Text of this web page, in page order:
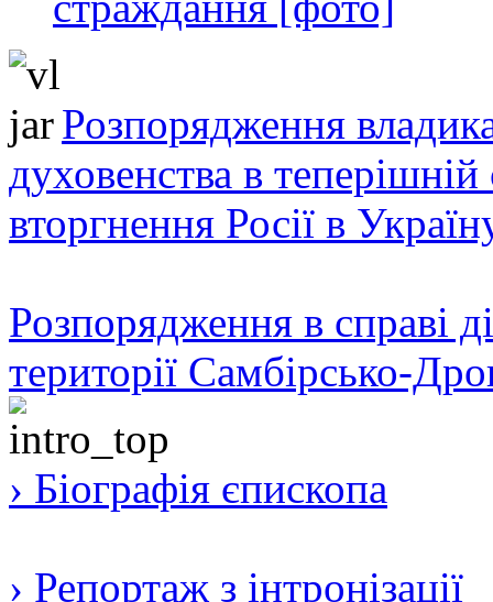
Розпорядження
духовенства в теперішній
вторгнення Росії в
Розпорядження в справі
території Самбірсько-
› Біографія єпископа
› Репортаж з інтронізації